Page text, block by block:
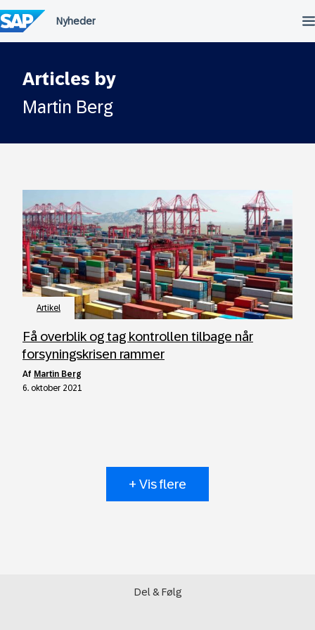
til
indholdet
Articles by
Martin Berg
Artikel
Få overblik og tag kontrollen tilbage når
forsyningskrisen rammer
af Martin Berg
6. oktober 2021
+ Vis flere
Del & Følg